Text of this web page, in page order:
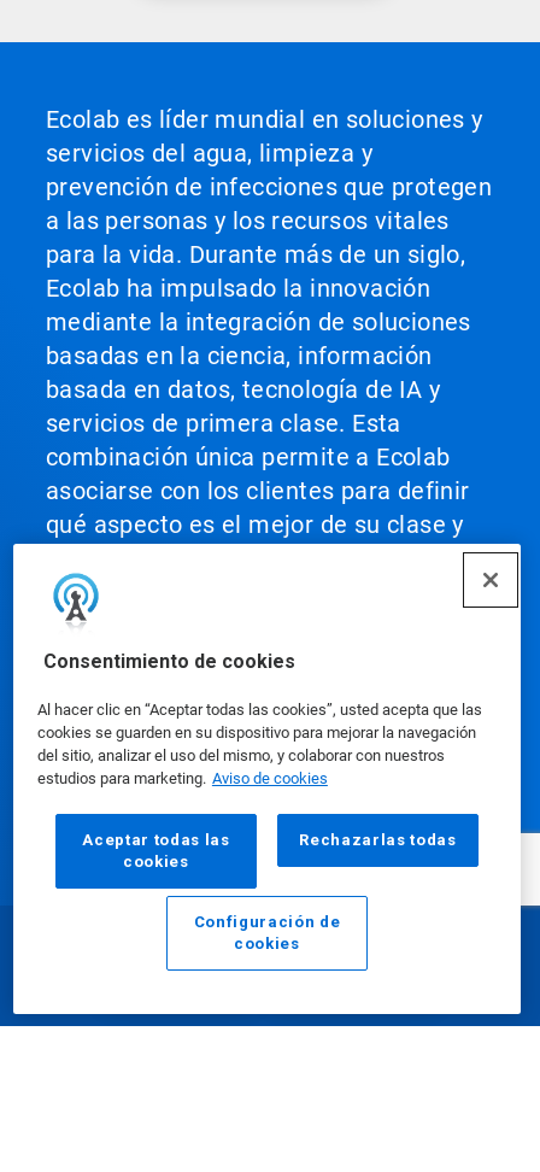
Consentimiento de cookies
Al hacer clic en “Aceptar todas las cookies”, usted acepta que las
cookies se guarden en su dispositivo para mejorar la navegación
del sitio, analizar el uso del mismo, y colaborar con nuestros
estudios para marketing. Aviso de cookies
Aceptar todas las
cookies
Rechazarlas todas
Configuración de
cookies
Ecolab es líder mundial en soluciones y
servicios del agua, limpieza y
prevención de infecciones que protegen
a las personas y los recursos vitales
para la vida. Durante más de un siglo,
Ecolab ha impulsado la innovación
mediante la integración de soluciones
basadas en la ciencia, información
basada en datos, tecnología de IA y
servicios de primera clase. Esta
combinación única permite a Ecolab
asociarse con los clientes para definir
qué aspecto es el mejor de su clase y
para ayudarles a alcanzar el máximo
rendimiento.
Nuestros productos
Centro de prensa
Uso de nuestro sitio web
Email Llamar